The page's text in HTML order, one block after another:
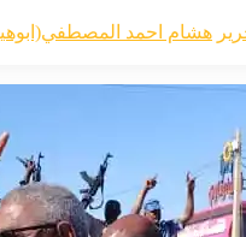
هشام احمد